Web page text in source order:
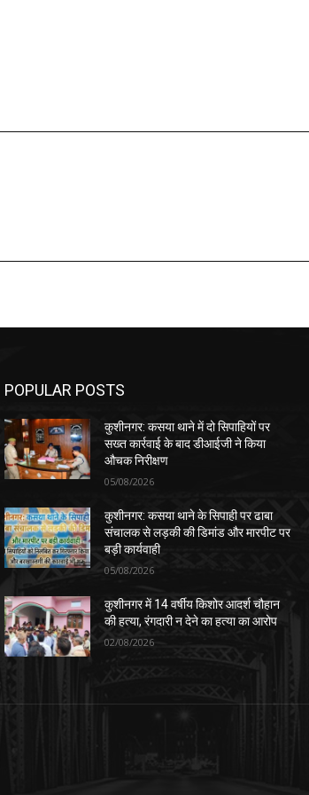
POPULAR POSTS
कुशीनगर: कसया थाने में दो सिपाहियों पर
सख्त कार्रवाई के बाद डीआईजी ने किया
औचक निरीक्षण
05/08/2026
कुशीनगर: कसया थाने के सिपाही पर ढाबा
संचालक से लड़की की डिमांड और मारपीट पर
बड़ी कार्यवाही
05/08/2026
कुशीनगर में 14 वर्षीय किशोर आदर्श चौहान
की हत्या, रंगदारी न देने का हत्या का आरोप
02/08/2026